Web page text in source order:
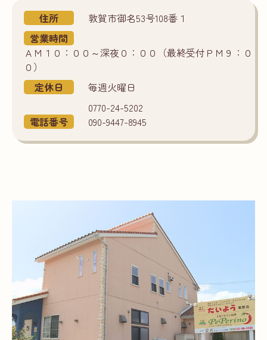
住所
敦賀市御名53号108番１
営業時間
ＡＭ１０：００～深夜０：００（最終受付ＰＭ９：０
０）
定休日
毎週火曜日
電話番号
0770-24-5202
090-9447-8945